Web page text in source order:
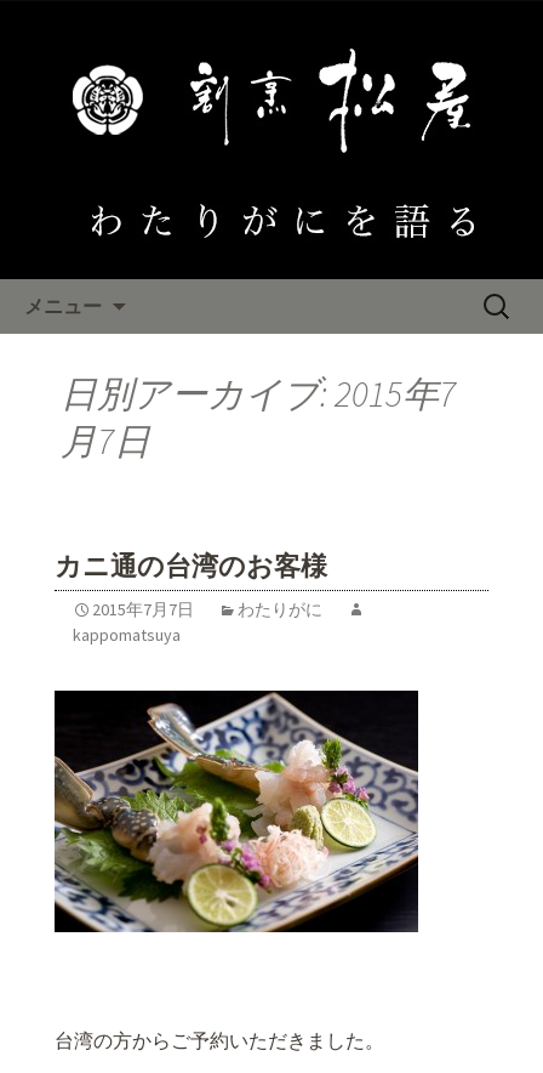
わたりがにを語る
烹松屋」のブログ
メニュー
検
日別アーカイブ: 2015年7
月7日
カニ通の台湾のお客様
2015年7月7日
わたりがに
kappomatsuya
台湾の方からご予約いただきました。